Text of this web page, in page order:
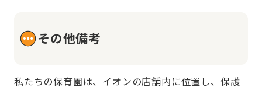
その他備考
私たちの保育園は、イオンの店舗内に位置し、保護